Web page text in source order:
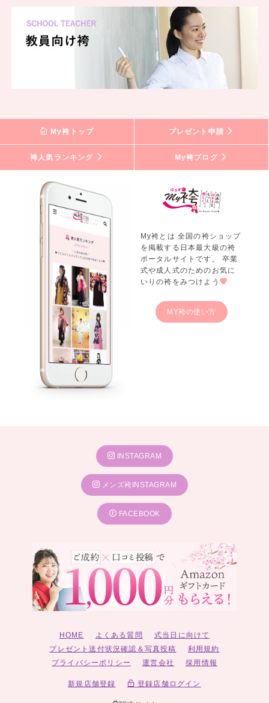
My袴トップ プレゼント申請
袴人気ランキング My袴ブログ
My袴とは 全国の袴ショップ
を掲載する日本最大級の袴
ポータルサイトです。 卒業
式や成人式のためのお気に
いりの袴をみつけよう
MY袴の使い方
INSTAGRAM
メンズ袴INSTAGRAM
FACEBOOK
HOME よくある質問
式当日に向けて
プレゼント送付状況確認＆写真投稿
利用規約
プライバシーポリシー
運営会社 採用情報
新規店舗登録 登録店舗ログイン